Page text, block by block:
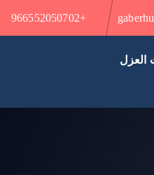
+966552050702
العزل